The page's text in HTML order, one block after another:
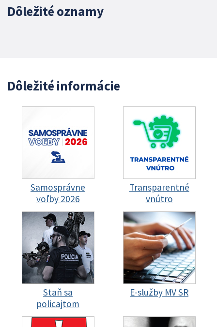
Dôležité oznamy
Dôležité informácie
Samosprávne
voľby 2026
Transparentné
vnútro
Staň sa
policajtom
E-služby MV SR